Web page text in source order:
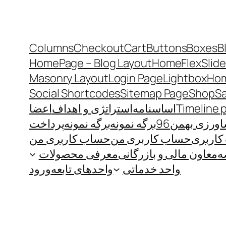
Boxes
Buttons
Cart
Checkout
Columns
Home
HomePage – Blog Layout
Lightbox
Login Page
Masonry Layout
Shop
Sitemap Page
Social Shortcodes
Timelineاساسنامهاستراتژی و اهدافاعضا
بهمن96
برگه نمونهبرگه نمونهپرداخت
حساب کاربری منحساب کاربری من
معاون مالی و بازرگانیمعرفی محصولات
واحد خدماتی
واحدهای تابعهورود